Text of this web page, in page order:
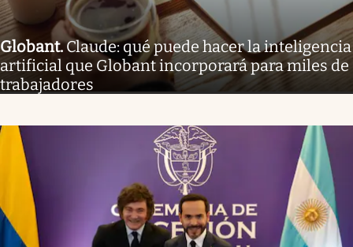
Globant.Claude: qué puede hacer la inteligencia
artificial que Globant incorporará para miles de
trabajadores